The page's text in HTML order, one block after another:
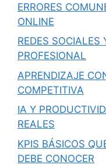
ERRORES
ONLINE
REDES SOCIALES
PROFESIONAL
APRENDIZAJE
COMPETITIVA
IA Y
REALES
KPIS BÁSICOS
DEBE CONOCER